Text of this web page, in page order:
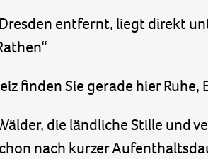
entfernt, liegt direkt
finden Sie gerade hier
die ländliche Stille und
nach kurzer